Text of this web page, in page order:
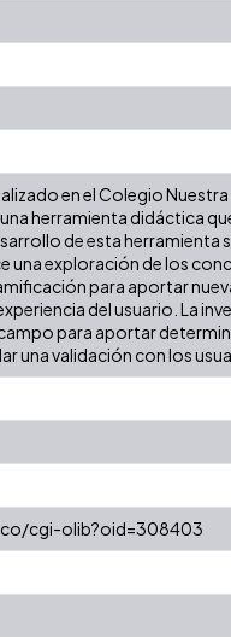
en el Colegio
herramienta didáctica
de esta herramienta
una exploración de los
para aportar
del usuario. La
para aportar
una validación con los
cgi-olib?oid=308403